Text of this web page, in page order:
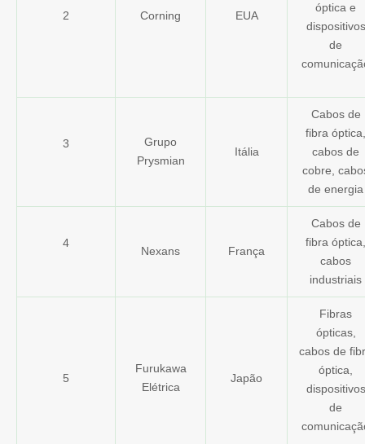
2 Corning EUA
óptica e
dispositivos
de
3
Grupo
Prysmian
Itália
Cabos de
fibra óptica,
cabos de
cobre,
de energia
4
Nexans França
Cabos de
fibra óptica,
cabos
industriais
5
Furukawa
Elétrica
Japão
Fibras
ópticas,
cabos de
óptica,
dispositivos
de